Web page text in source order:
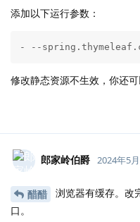
添加以下运行参数：
- --
修改静态资源不生效，你还可
郎家岭伯爵 2024年5
醋醋
浏览器有缓存。改
口。